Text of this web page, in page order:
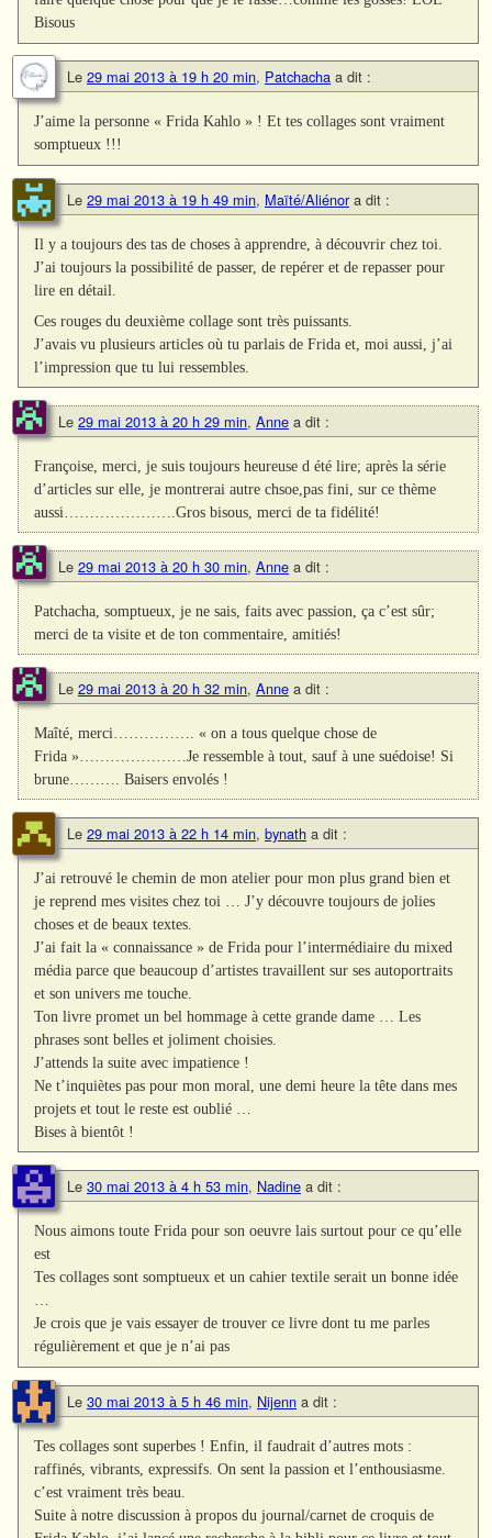
Bisous
Le 29 mai 2013 à 19 h 20 min, Patchacha a dit :
J’aime la personne « Frida Kahlo » ! Et tes collages sont vraiment
somptueux !!!
Le 29 mai 2013 à 19 h 49 min, Maïté/Aliénor a dit :
Il y a toujours des tas de choses à apprendre, à découvrir chez toi.
J’ai toujours la possibilité de passer, de repérer et de repasser pour
lire en détail.
Ces rouges du deuxième collage sont très puissants.
J’avais vu plusieurs articles où tu parlais de Frida et, moi aussi, j’ai
l’impression que tu lui ressembles.
Le 29 mai 2013 à 20 h 29 min, Anne a dit :
Françoise, merci, je suis toujours heureuse d été lire; après la série
d’articles sur elle, je montrerai autre chsoe,pas fini, sur ce thème
aussi………………….Gros bisous, merci de ta fidélité!
Le 29 mai 2013 à 20 h 30 min, Anne a dit :
Patchacha, somptueux, je ne sais, faits avec passion, ça c’est sûr;
merci de ta visite et de ton commentaire, amitiés!
Le 29 mai 2013 à 20 h 32 min, Anne a dit :
Maîté, merci……………. « on a tous quelque chose de
Frida »…………………Je ressemble à tout, sauf à une suédoise! Si
brune………. Baisers envolés !
Le 29 mai 2013 à 22 h 14 min, bynath a dit :
J’ai retrouvé le chemin de mon atelier pour mon plus grand bien et
je reprend mes visites chez toi … J’y découvre toujours de jolies
choses et de beaux textes.
J’ai fait la « connaissance » de Frida pour l’intermédiaire du mixed
média parce que beaucoup d’artistes travaillent sur ses autoportraits
et son univers me touche.
Ton livre promet un bel hommage à cette grande dame … Les
phrases sont belles et joliment choisies.
J’attends la suite avec impatience !
Ne t’inquiètes pas pour mon moral, une demi heure la tête dans mes
projets et tout le reste est oublié …
Bises à bientôt !
Le 30 mai 2013 à 4 h 53 min, Nadine a dit :
Nous aimons toute Frida pour son oeuvre lais surtout pour ce qu’elle
est
Tes collages sont somptueux et un cahier textile serait un bonne idée
…
Je crois que je vais essayer de trouver ce livre dont tu me parles
régulièrement et que je n’ai pas
Le 30 mai 2013 à 5 h 46 min, Nijenn a dit :
Tes collages sont superbes ! Enfin, il faudrait d’autres mots :
raffinés, vibrants, expressifs. On sent la passion et l’enthousiasme.
c’est vraiment très beau.
Suite à notre discussion à propos du journal/carnet de croquis de